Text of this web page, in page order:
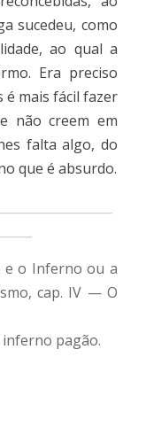
sucedeu, como
ao qual a
Era preciso
mais fácil fazer
não creem em
falta algo, do
que é absurdo.
e o Inferno ou a
cap. IV — O
pagão.